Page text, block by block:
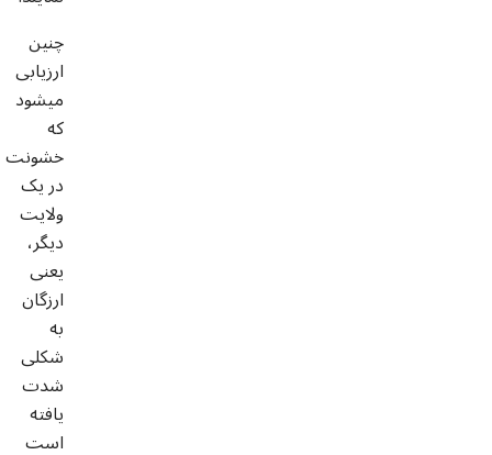
چنین
ارزیابی
میشود
که
خشونت
در یک
ولایت
دیگر،
یعنی
ارزگان
به
شکلی
شدت
یافته
است